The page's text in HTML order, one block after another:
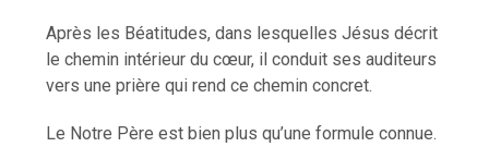
Après les Béatitudes, dans lesquelles Jésus décrit
le chemin intérieur du cœur, il conduit ses auditeurs
vers une prière qui rend ce chemin concret.
Le Notre Père est bien plus qu’une formule connue.